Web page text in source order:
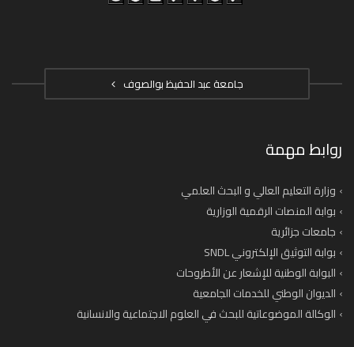
جامعة عبد الحفيظ بوالصوف
روابط مهمة
وزارة التعليم العالي و البحث العلمي
بوابة المنصات الرقمية الوزارية
جامعات جزائرية
بوابة التوثيق الإلكتروني SNDL
البوابة الوطنية للإشعار عن الأطروحات
الديوان الوطني للخدمات الجامعية
الوكالة الموضوعاتية للبحث في العلوم الاجتماعية والانسانية